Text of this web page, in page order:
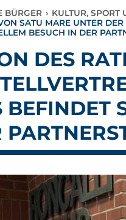
BÜRGER › KULTUR, SPORT
SATU MARE UNTER
BESUCH IN DER
DES